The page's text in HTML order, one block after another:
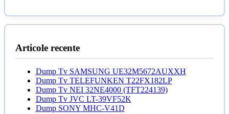
fost:
59,00 lei.
Articole recente
Dump Tv SAMSUNG UE32M5672AUXXH
Dump Tv TELEFUNKEN T22FX182LP
Dump Tv NEI 32NE4000 (TFT224139)
Dump Tv JVC LT-39VF52K
Dump SONY MHC-V41D